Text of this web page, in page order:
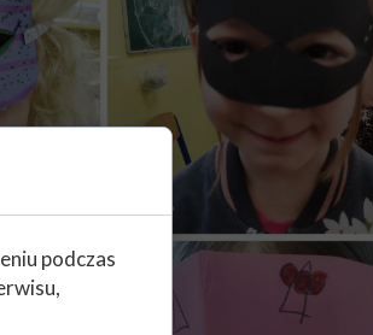
podczas